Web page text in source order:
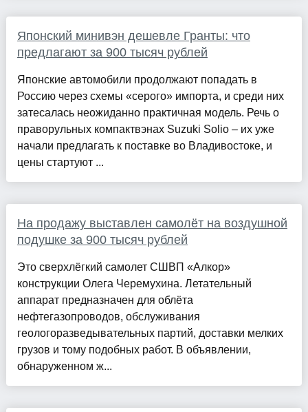
Японский минивэн дешевле Гранты: что
предлагают за 900 тысяч рублей
Японские автомобили продолжают попадать в
Россию через схемы «серого» импорта, и среди них
затесалась неожиданно практичная модель. Речь о
праворульных компактвэнах Suzuki Solio – их уже
начали предлагать к поставке во Владивостоке, и
цены стартуют ...
На продажу выставлен самолёт на воздушной
подушке за 900 тысяч рублей
Это сверхлёгкий самолет СШВП «Алкор»
конструкции Олега Черемухина. Летательный
аппарат предназначен для облёта
нефтегазопроводов, обслуживания
геологоразведывательных партий, доставки мелких
грузов и тому подобных работ. В объявлении,
обнаруженном ж...